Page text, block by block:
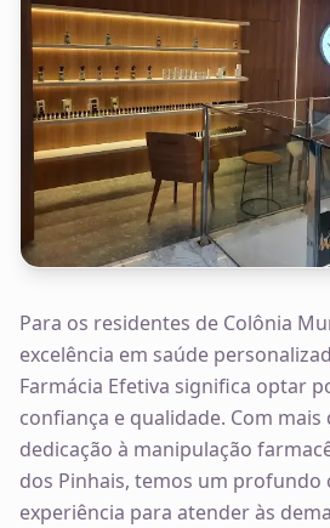
Para os residentes de Colônia
excelência em saúde
Farmácia Efetiva significa optar
confiança e qualidade. Com mais
dedicação à manipulação
dos Pinhais, temos um profundo
experiência para atender às